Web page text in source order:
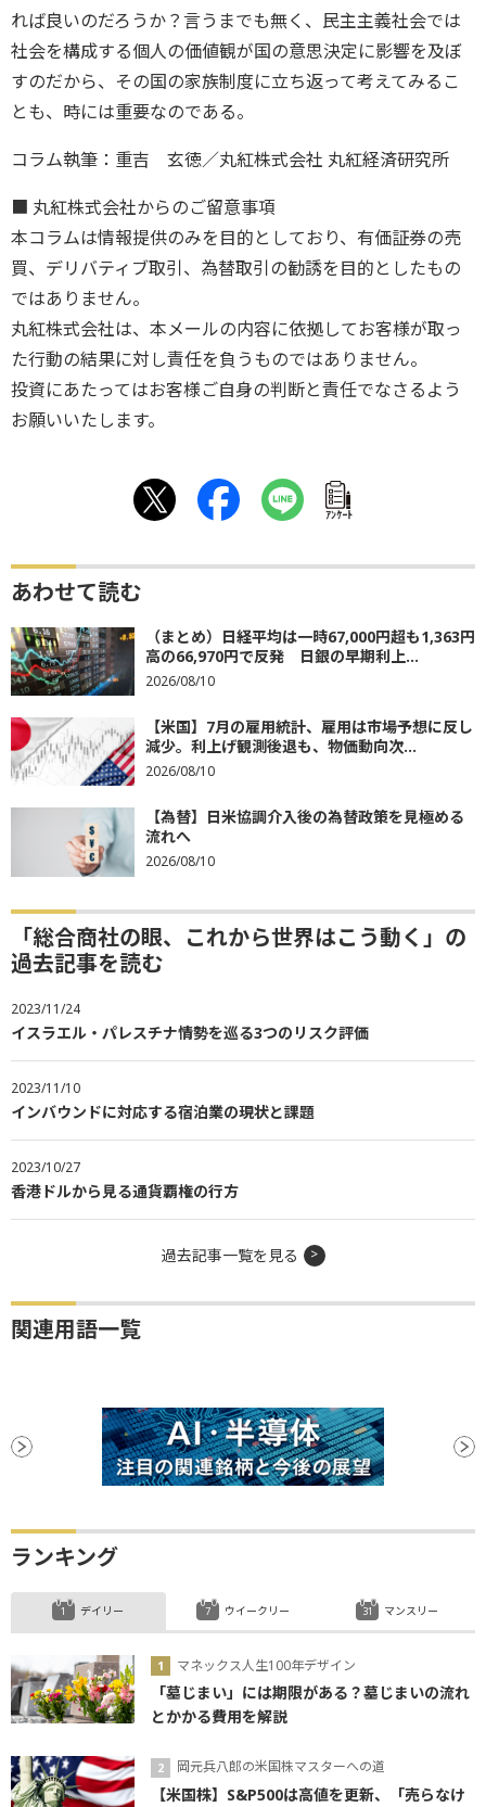
れば良いのだろうか？言うまでも無く、民主主義社会では
社会を構成する個人の価値観が国の意思決定に影響を及ぼ
すのだから、その国の家族制度に立ち返って考えてみるこ
とも、時には重要なのである。
コラム執筆：重吉 玄徳／丸紅株式会社 丸紅経済研究所
■ 丸紅株式会社からのご留意事項
本コラムは情報提供のみを目的としており、有価証券の売
買、デリバティブ取引、為替取引の勧誘を目的としたもの
ではありません。
丸紅株式会社は、本メールの内容に依拠してお客様が取っ
た行動の結果に対し責任を負うものではありません。
投資にあたってはお客様ご自身の判断と責任でなさるよう
お願いいたします。
ｱﾝｹｰﾄ
あわせて読む
（まとめ）日経平均は一時67,000円超も1,363円
高の66,970円で反発 日銀の早期利上...
2026/08/10
【米国】7月の雇用統計、雇用は市場予想に反し
減少。利上げ観測後退も、物価動向次...
2026/08/10
【為替】日米協調介入後の為替政策を見極める
流れへ
2026/08/10
「総合商社の眼、これから世界はこう動く」の
過去記事を読む
2023/11/24
イスラエル・パレスチナ情勢を巡る3つのリスク評価
2023/11/10
インバウンドに対応する宿泊業の現状と課題
2023/10/27
香港ドルから見る通貨覇権の行方
過去記事一覧を見る
関連用語一覧
ランキング
デイリー
マネックス人生100年デザイン
「墓じまい」には期限がある？墓じまいの流れ
とかかる費用を解説
岡元兵八郎の米国株マスターへの道
【米国株】S&P500は高値を更新、「売らなけ
ウイークリー マンスリー